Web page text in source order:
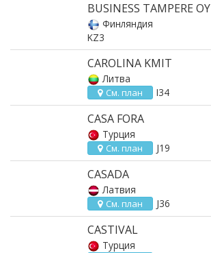
BUSINESS TAMPERE OY
Финляндия
KZ3
CAROLINA KMIT
Литва
См. план I34
CASA FORA
Турция
См. план J19
CASADA
Латвия
См. план J36
CASTIVAL
Турция